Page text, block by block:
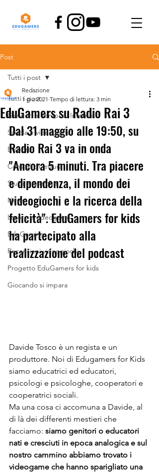
Post
Tutti i post
Genitori ai tempi di Internet
Scuola e videogame
E-sport
Consigli di lettura
Studi e ricerche
News
Lavoro e videogame
EduGaming
Recensioni videogiochi
Progetto EduGamers for kids
Giocando si impara
Tutti i post
EduGamers su Radio Rai 3
Redazione
1 giu 2021 Tempo di lettura: 3 min
Dal 31 maggio alle 19:50, su
Radio Rai 3 va in onda
"Ancora 5 minuti. Tra piacere
e dipendenza, il mondo dei
videogiochi e la ricerca della
felicità". EduGamers for kids
ha partecipato alla
realizzazione del podcast
Davide Tosco è un regista e un
produttore. Noi di Edugamers for Kids
siamo educatrici ed educatori,
psicologi e psicologhe, cooperatori e
cooperatrici sociali.
Ma una cosa ci accomuna a Davide, al
di là dei differenti mestieri che
facciamo: siamo genitori o educatori
nati e cresciuti in epoca analogica e sul
nostro cammino abbiamo trovato i
videogame che hanno sparigliato una